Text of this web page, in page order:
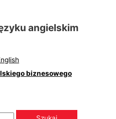
angielskim
biznesowego